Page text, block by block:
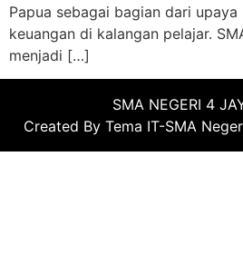
Papua sebagai bagian dari
keuangan di kalangan pelajar.
menjadi […]
SMA NEGERI 4
Created By Tema IT-SMA